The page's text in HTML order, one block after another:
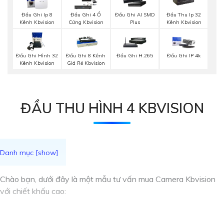
Đầu Ghi Ip 8
Kênh Kbvision
Đầu Ghi 4 Ổ
Cứng Kbvision
Đầu Ghi AI SMD
Plus
Đầu Thu Ip 32
Kênh Kbvision
Đầu Ghi Hình 32
Kênh Kbvision
Đầu Ghi 8 Kênh
Giá Rẻ Kbvision
Đầu Ghi H.265 Đầu Ghi IP 4k
ĐẦU THU HÌNH 4 KBVISION
Chào bạn, dưới đây là một mẫu tư vấn mua Camera Kbvision
với chiết khấu cao: